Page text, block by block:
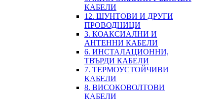
КАБЕЛИ
12. ШУНТОВИ И ДРУГИ
ПРОВОДНИЦИ
3. КОАКСИАЛНИ И
АНТЕННИ КАБЕЛИ
6. ИНСТАЛАЦИОННИ,
ТВЪРДИ КАБЕЛИ
7. ТЕРМОУСТОЙЧИВИ
КАБЕЛИ
8. ВИСОКОВОЛТОВИ
КАБЕЛИ